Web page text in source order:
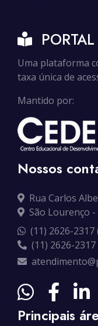
Uma plataforma
taxa única de
Mantido por:
Nossos
Rua Carlos
São Lourenço -
(11) 2626-
(11) 2626-2317
Principais